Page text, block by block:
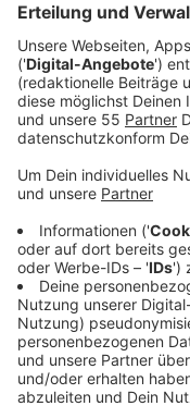
insgesamt 74
Veröffentlicht:
Anzeige
Ideen aus der
Anzeige
Die Projekte sind in
Bürgern im
sogenannten
der Anfang. In den